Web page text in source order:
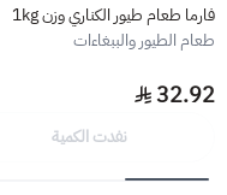
فارما طعام طيور الكناري وزن 1kg
طعام الطيور والببغاءات
32.92
نفدت الكمية